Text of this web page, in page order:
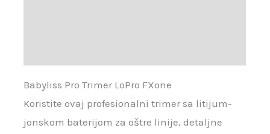
Babyliss Pro Trimer LoPro FXone
Koristite ovaj profesionalni trimer sa litijum-
jonskom baterijom za oštre linije, detaljne